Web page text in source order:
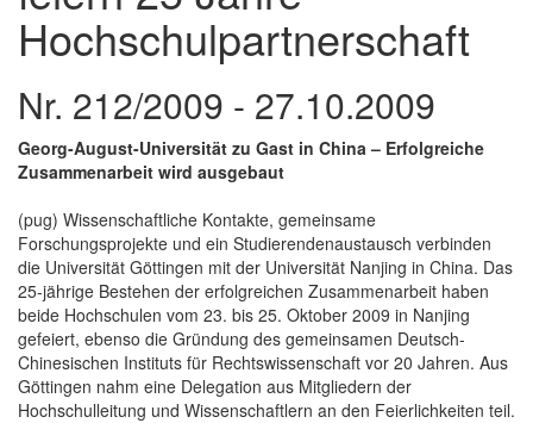
Hochschulpartnerschaft
Nr. 212/2009 - 27.10.2009
Georg-August-Universität zu Gast in China – Erfolgreiche
Zusammenarbeit wird ausgebaut
(pug) Wissenschaftliche Kontakte, gemeinsame
Forschungsprojekte und ein Studierendenaustausch verbinden
die Universität Göttingen mit der Universität Nanjing in China. Das
25-jährige Bestehen der erfolgreichen Zusammenarbeit haben
beide Hochschulen vom 23. bis 25. Oktober 2009 in Nanjing
gefeiert, ebenso die Gründung des gemeinsamen Deutsch-
Chinesischen Instituts für Rechtswissenschaft vor 20 Jahren. Aus
Göttingen nahm eine Delegation aus Mitgliedern der
Hochschulleitung und Wissenschaftlern an den Feierlichkeiten teil.